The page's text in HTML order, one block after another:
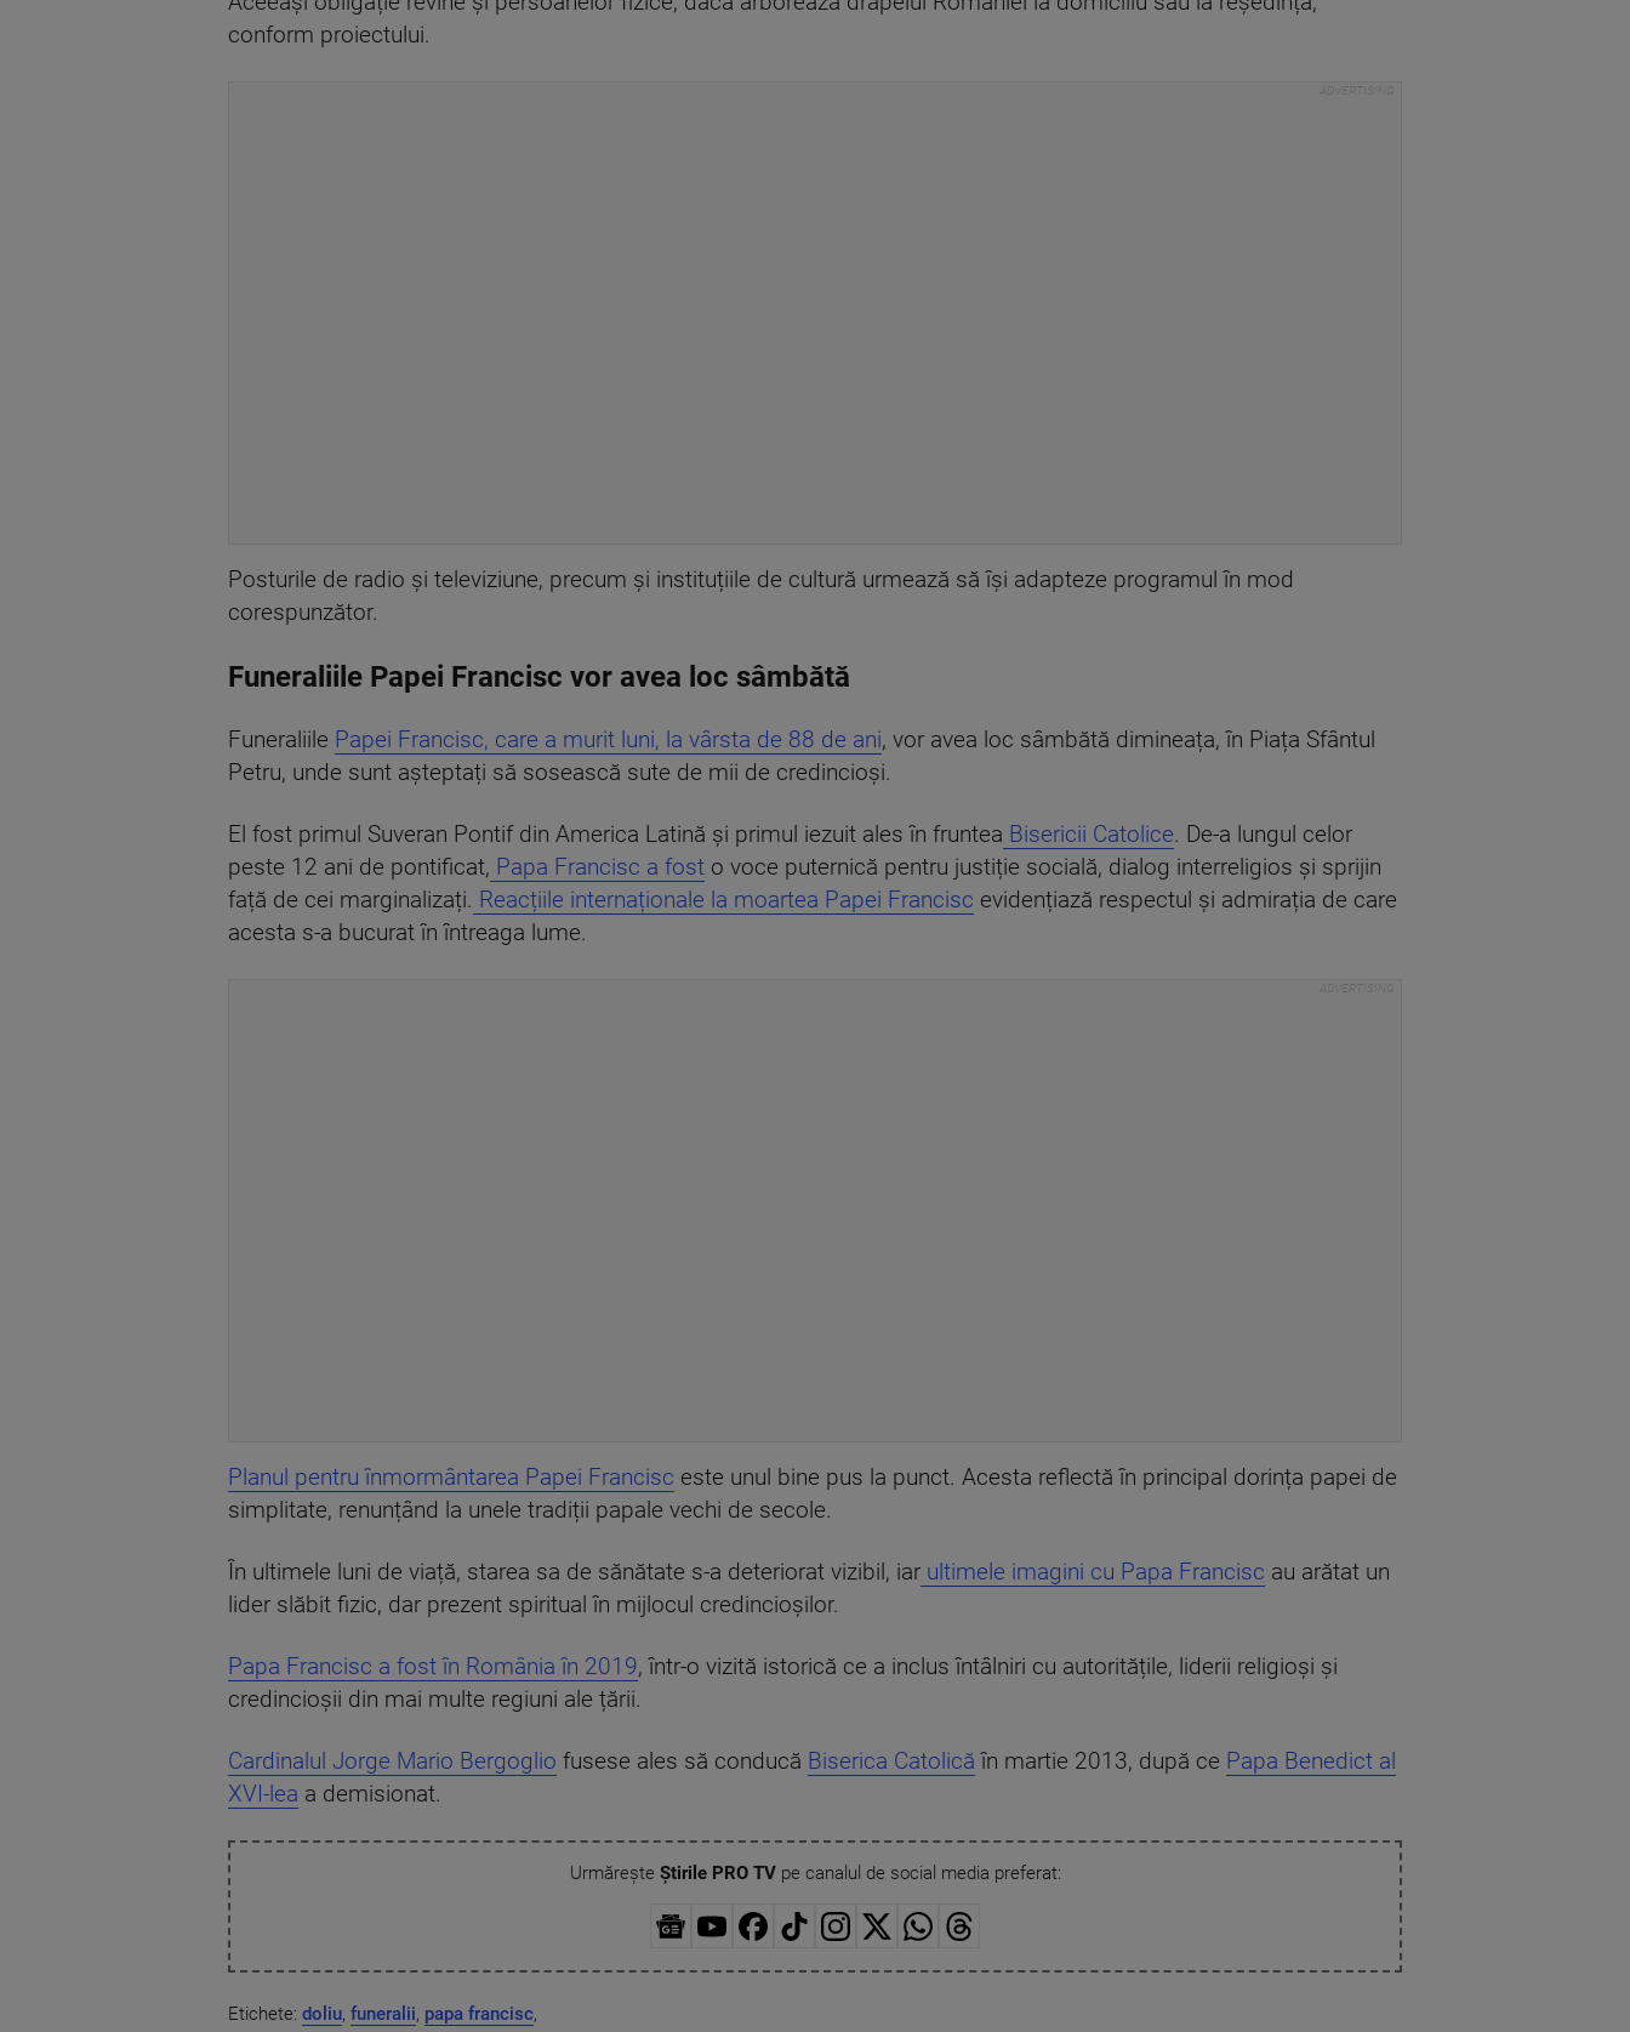
conform proiectului.
Posturile de radio și televiziune, precum și instituțiile de cultură urmează să își adapteze programul în mod
corespunzător.
Funeraliile Papei Francisc vor avea loc sâmbătă
Funeraliile Papei Francisc, care a murit luni, la vârsta de 88 de ani, vor avea loc sâmbătă dimineața, în Piața Sfântul
Petru, unde sunt așteptați să sosească sute de mii de credincioși.
El fost primul Suveran Pontif din America Latină și primul iezuit ales în fruntea Bisericii Catolice. De-a lungul celor
peste 12 ani de pontificat, Papa Francisc a fost o voce puternică pentru justiție socială, dialog interreligios și sprijin
față de cei marginalizați. Reacțiile internaționale la moartea Papei Francisc evidențiază respectul și admirația de care
acesta s-a bucurat în întreaga lume.
Planul pentru înmormântarea Papei Francisc este unul bine pus la punct. Acesta reflectă în principal dorința papei de
simplitate, renunțând la unele tradiții papale vechi de secole.
În ultimele luni de viață, starea sa de sănătate s-a deteriorat vizibil, iar ultimele imagini cu Papa Francisc au arătat un
lider slăbit fizic, dar prezent spiritual în mijlocul credincioșilor.
Papa Francisc a fost în România în 2019, într-o vizită istorică ce a inclus întâlniri cu autoritățile, liderii religioși și
credincioșii din mai multe regiuni ale țării.
Cardinalul Jorge Mario Bergoglio fusese ales să conducă Biserica Catolică în martie 2013, după ce Papa Benedict al
XVI-lea a demisionat.
Urmărește Știrile PRO TVpe canalul de social media preferat:
Etichete: doliu, funeralii, papa francisc,